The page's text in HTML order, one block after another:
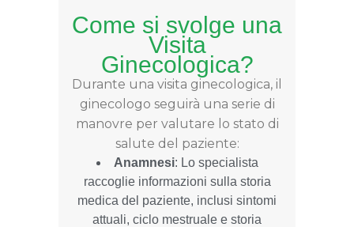
Come si svolge una
Visita
Ginecologica?
Durante una visita ginecologica, il
ginecologo seguirà una serie di
manovre per valutare lo stato di
salute del paziente:
Anamnesi: Lo specialista
raccoglie informazioni sulla storia
medica del paziente, inclusi sintomi
attuali, ciclo mestruale e storia